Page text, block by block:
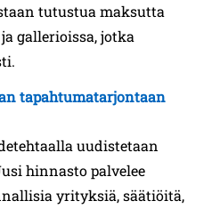
tutustua maksutta
gallerioissa, jotka
tapahtumatarjontaan
uudistetaan
hinnasto palvelee
yrityksiä, säätiöitä,